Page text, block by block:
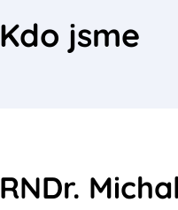
Kdo jsme
RNDr.